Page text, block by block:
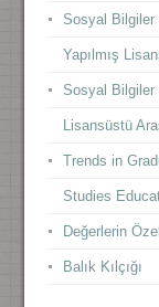
Sosyal Bilgiler
Yapılmış
Sosyal Bilgiler
Lisansüstü
Trends in
Studies
Değerlerin
Balık Kılçığı